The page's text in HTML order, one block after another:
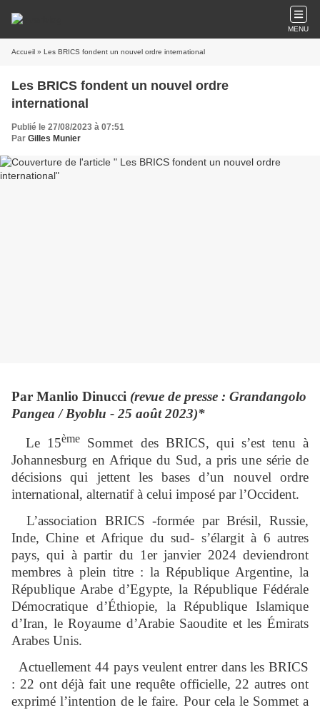
MENU
Accueil » Les BRICS fondent un nouvel ordre international
Les BRICS fondent un nouvel ordre
international
Publié le 27/08/2023 à 07:51
Par Gilles Munier
Par Manlio Dinucci (revue de presse : Grandangolo
Pangea / Byoblu - 25 août 2023)*
Le 15ème
Sommet des BRICS, qui s’est tenu à
Johannesburg en Afrique du Sud, a pris une série de
décisions qui jettent les bases d’un nouvel ordre
international, alternatif à celui imposé par l’Occident.
L’association BRICS -formée par Brésil, Russie,
Inde, Chine et Afrique du sud- s’élargit à 6 autres
pays, qui à partir du 1er janvier 2024 deviendront
membres à plein titre : la République Argentine, la
République Arabe d’Egypte, la République Fédérale
Démocratique d’Éthiopie, la République Islamique
d’Iran, le Royaume d’Arabie Saoudite et les Émirats
Arabes Unis.
Actuellement 44 pays veulent entrer dans les BRICS
: 22 ont déjà fait une requête officielle, 22 autres ont
exprimé l’intention de le faire. Pour cela le Sommet a